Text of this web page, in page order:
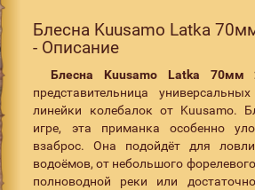
Блесна Kuusamo Latka
- Описание
Блесна Kuusamo Latka 70мм
представительница
линейки колебалок от Kuusamo.
игре, эта приманка особенно
взаброс. Она подойдёт для
водоёмов, от небольшого
полноводной реки или